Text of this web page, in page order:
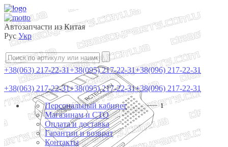
Автозапчасти из Китая
Рус Укр
+38(063) 217-22-31+38(095) 217-22-31+38(096) 217-22-31
+38(063) 217-22-31+38(095) 217-22-31+38(096) 217-22-31
Персональный кабинет
Магазинам и СТО
Оплата и доставка
Гарантии и возврат
Контакты
1